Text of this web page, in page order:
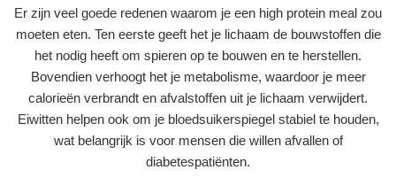
Er zijn veel goede redenen waarom je een high protein meal zou
moeten eten. Ten eerste geeft het je lichaam de bouwstoffen die
het nodig heeft om spieren op te bouwen en te herstellen.
Bovendien verhoogt het je metabolisme, waardoor je meer
calorieën verbrandt en afvalstoffen uit je lichaam verwijdert.
Eiwitten helpen ook om je bloedsuikerspiegel stabiel te houden,
wat belangrijk is voor mensen die willen afvallen of
diabetespatiënten.